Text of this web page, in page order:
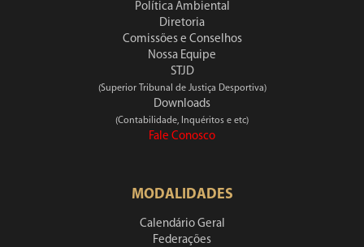
Política Ambiental
Diretoria
Comissões e Conselhos
Nossa Equipe
STJD
(Superior Tribunal de Justiça Desportiva)
Downloads
(Contabilidade, Inquéritos e etc)
Fale Conosco
MODALIDADES
Calendário Geral
Federações